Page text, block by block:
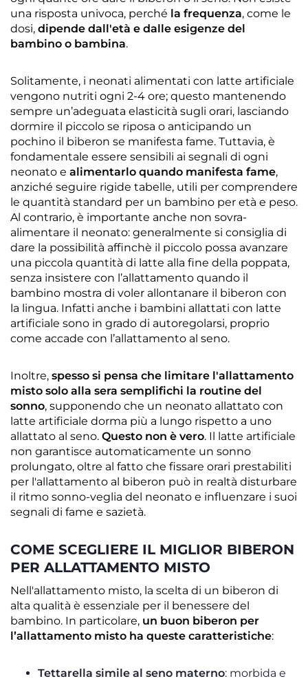
una risposta univoca, perché la frequenza, come le
dosi, dipende dall'età e dalle esigenze del
bambino o bambina.
Solitamente, i neonati alimentati con latte artificiale
vengono nutriti ogni 2-4 ore; questo mantenendo
sempre un’adeguata elasticità sugli orari, lasciando
dormire il piccolo se riposa o anticipando un
pochino il biberon se manifesta fame. Tuttavia, è
fondamentale essere sensibili ai segnali di ogni
neonato e alimentarlo quando manifesta fame,
anziché seguire rigide tabelle, utili per comprendere
le quantità standard per un bambino per età e peso.
Al contrario, è importante anche non sovra-
alimentare il neonato: generalmente si consiglia di
dare la possibilità affinchè il piccolo possa avanzare
una piccola quantità di latte alla fine della poppata,
senza insistere con l’allattamento quando il
bambino mostra di voler allontanare il biberon con
la lingua. Infatti anche i bambini allattati con latte
artificiale sono in grado di autoregolarsi, proprio
come accade con l’allattamento al seno.
Inoltre, spesso si pensa che limitare l'allattamento
misto solo alla sera semplifichi la routine del
sonno, supponendo che un neonato allattato con
latte artificiale dorma più a lungo rispetto a uno
allattato al seno. Questo non è vero. Il latte artificiale
non garantisce automaticamente un sonno
prolungato, oltre al fatto che fissare orari prestabiliti
per l'allattamento al biberon può in realtà disturbare
il ritmo sonno-veglia del neonato e influenzare i suoi
segnali di fame e sazietà.
COME SCEGLIERE IL MIGLIOR BIBERON
PER ALLATTAMENTO MISTO
Nell'allattamento misto, la scelta di un biberon di
alta qualità è essenziale per il benessere del
bambino. In particolare, un buon biberon per
l’allattamento misto ha queste caratteristiche:
Tettarella simile al seno materno: morbida e